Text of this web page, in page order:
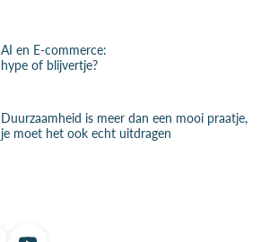
AI en E-commerce:
hype of blijvertje?
Duurzaamheid is meer dan een mooi praatje,
je moet het ook echt uitdragen